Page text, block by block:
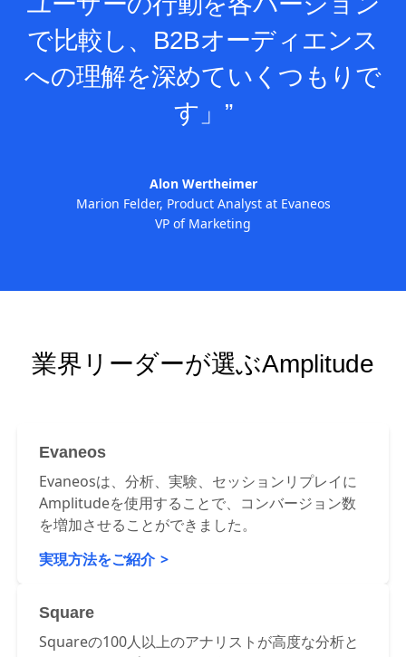
で比較し、B2Bオーディエンス
への理解を深めていくつもりで
す」”
Alon Wertheimer
Marion Felder, Product Analyst at Evaneos
VP of Marketing
業界リーダーが選ぶAmplitude
Evaneos
Evaneosは、分析、実験、セッションリプレイに
Amplitudeを使用することで、コンバージョン数
を増加させることができました。
実現方法をご紹介
Square
Squareの100人以上のアナリストが高度な分析と